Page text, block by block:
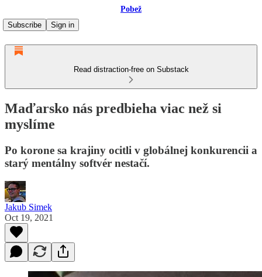
Pobež
Subscribe
Sign in
Read distraction-free on Substack
Maďarsko nás predbieha viac než si
myslíme
Po korone sa krajiny ocitli v globálnej konkurencii a
starý mentálny softvér nestačí.
Jakub Simek
Oct 19, 2021